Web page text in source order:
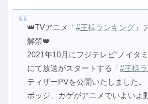
👑TVアニメ「 #王様ランキング」
解禁👑
2021年10月にフジテレビ“ノイタ
にて放送がスタートする「 #王様
ティザーPVを公開いたしました。
ボッジ、カゲがアニメでいよいよ